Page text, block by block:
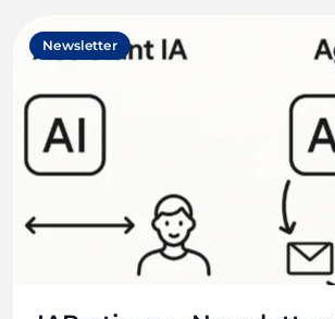
Newsletter